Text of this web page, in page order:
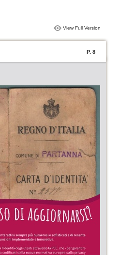
View Full Version
P. 8